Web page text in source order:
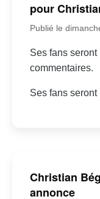
pour
Publié le
Ses fans seront
commentaires.
Ses fans seront
Christian
annonce